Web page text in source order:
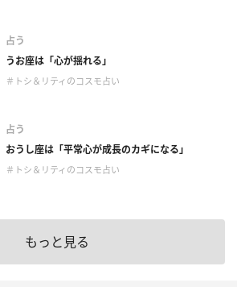
占う
うお座は「心が揺れる」
＃トシ＆リティのコスモ占い
占う
おうし座は「平常心が成長のカギになる」
＃トシ＆リティのコスモ占い
もっと見る